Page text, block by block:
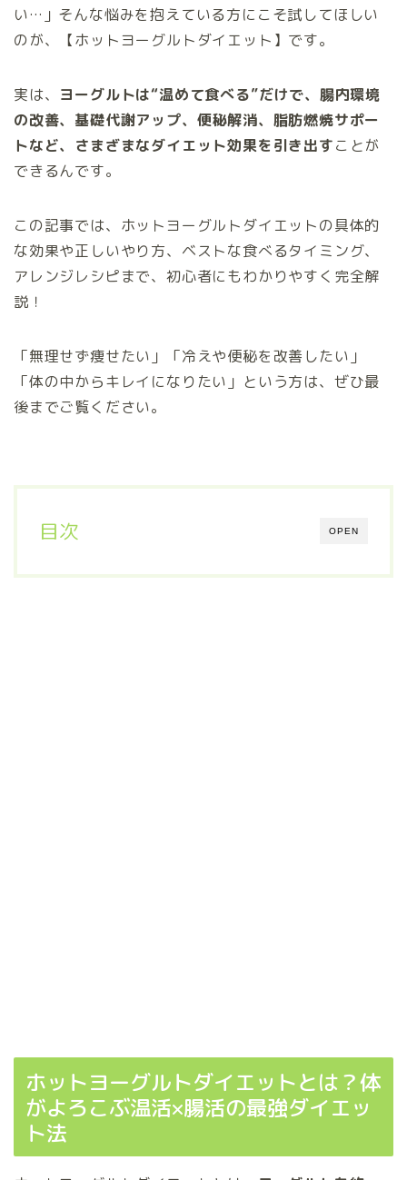
い…」そんな悩みを抱えている方にこそ試してほしい
のが、【ホットヨーグルトダイエット】です。
実は、 ヨーグルトは“温めて食べる”だけで、腸内環境
の改善、基礎代謝アップ、便秘解消、脂肪燃焼サポー
トなど、さまざまなダイエット効果を引き出すことが
できるんです。
この記事では、ホットヨーグルトダイエットの具体的
な効果や正しいやり方、ベストな食べるタイミング、
アレンジレシピまで、初心者にもわかりやすく完全解
説！
「無理せず痩せたい」「冷えや便秘を改善したい」
「体の中からキレイになりたい」という方は、ぜひ最
後までご覧ください。
OPEN
目次
ホットヨーグルトダイエットとは？体
がよろこぶ温活×腸活の最強ダイエッ
ト法